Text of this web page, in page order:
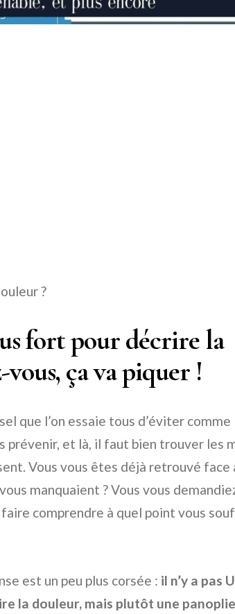
?
fort pour décrire la
ça va piquer !
que l’on essaie tous d’éviter comme
prévenir, et là, il faut bien trouver les
Vous vous êtes déjà retrouvé face
manquaient ? Vous vous
comprendre à quel point vous
est un peu plus corsée : il n’y a pas
la douleur, mais plutôt une